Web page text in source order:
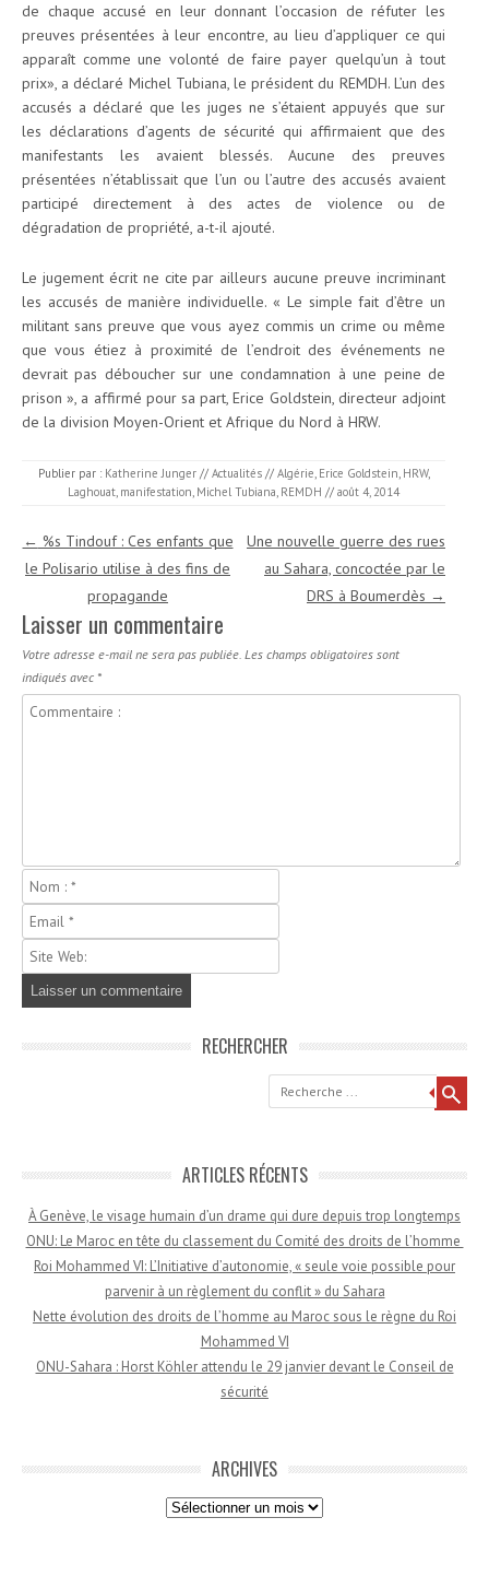
de chaque accusé en leur donnant l’occasion de réfuter les
preuves présentées à leur encontre, au lieu d’appliquer ce qui
apparaît comme une volonté de faire payer quelqu’un à tout
prix», a déclaré Michel Tubiana, le président du REMDH. L’un des
accusés a déclaré que les juges ne s’étaient appuyés que sur
les déclarations d’agents de sécurité qui affirmaient que des
manifestants les avaient blessés. Aucune des preuves
présentées n’établissait que l’un ou l’autre des accusés avaient
participé directement à des actes de violence ou de
dégradation de propriété, a-t-il ajouté.
Le jugement écrit ne cite par ailleurs aucune preuve incriminant
les accusés de manière individuelle. « Le simple fait d’être un
militant sans preuve que vous ayez commis un crime ou même
que vous étiez à proximité de l’endroit des événements ne
devrait pas déboucher sur une condamnation à une peine de
prison », a affirmé pour sa part, Erice Goldstein, directeur adjoint
de la division Moyen-Orient et Afrique du Nord à HRW.
Publier par : Katherine Junger // Actualités // Algérie, Erice Goldstein, HRW,
Laghouat, manifestation, Michel Tubiana, REMDH // août 4, 2014
Navigation des articles
← %s Tindouf : Ces enfants que
le Polisario utilise à des fins de
propagande
Une nouvelle guerre des rues
au Sahara, concoctée par le
DRS à Boumerdès →
Laisser un commentaire
Votre adresse e-mail ne sera pas publiée. Les champs obligatoires sont
indiqués avec *
RECHERCHER
Recherche
ARTICLES RÉCENTS
À Genève, le visage humain d’un drame qui dure depuis trop longtemps
ONU: Le Maroc en tête du classement du Comité des droits de l’homme
Roi Mohammed VI: L’Initiative d’autonomie, « seule voie possible pour
parvenir à un règlement du conflit » du Sahara
Nette évolution des droits de l’homme au Maroc sous le règne du Roi
Mohammed VI
ONU-Sahara : Horst Köhler attendu le 29 janvier devant le Conseil de
sécurité
ARCHIVES
Archives